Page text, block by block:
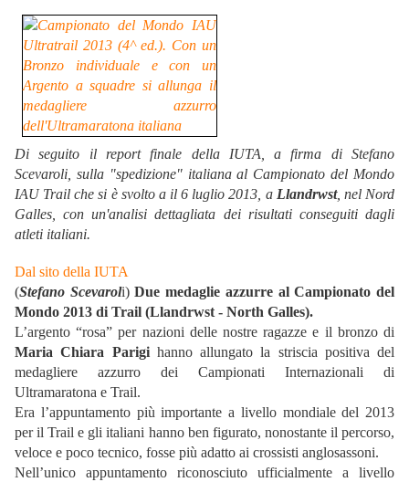
Di seguito il report finale della IUTA, a firma di Stefano
Scevaroli, sulla "spedizione" italiana al Campionato del Mondo
IAU Trail che si è svolto a il 6 luglio 2013, a Llandrwst, nel Nord
Galles, con un'analisi dettagliata dei risultati conseguiti dagli
atleti italiani.
Dal sito della IUTA
(Stefano Scevaroli)Due medaglie azzurre al Campionato del
Mondo 2013 di Trail (Llandrwst - North Galles).
L’argento “rosa” per nazioni delle nostre ragazze e il bronzo di
Maria Chiara Parigihanno allungato la striscia positiva del
medagliere azzurro dei Campionati Internazionali di
Ultramaratona e Trail.
Era l’appuntamento più importante a livello mondiale del 2013
per il Trail e gli italiani hanno ben figurato, nonostante il percorso,
veloce e poco tecnico, fosse più adatto ai crossisti anglosassoni.
Nell’unico appuntamento riconosciuto ufficialmente a livello